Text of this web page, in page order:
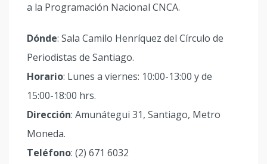
a la Programación Nacional CNCA.
Dónde: Sala Camilo Henríquez del Círculo de
Periodistas de Santiago.
Horario: Lunes a viernes: 10:00-13:00 y de
15:00-18:00 hrs.
Dirección: Amunátegui 31, Santiago, Metro
Moneda.
Teléfono: (2) 671 6032